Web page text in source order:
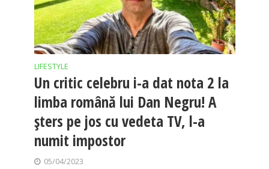
LIFESTYLE
Un critic celebru i-a dat nota 2 la
limba română lui Dan Negru! A
șters pe jos cu vedeta TV, l-a
numit impostor
05/04/2023